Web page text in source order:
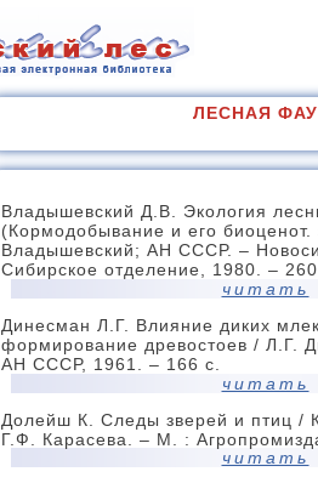
ЛЕСНАЯ
Владышевский Д.В. Экология
(Кормодобывание и его
Владышевский; АН СССР. –
Сибирское отделение, 1980. –
читать
Динесман Л.Г. Влияние диких
формирование древостоев / Л.Г.
АН СССР, 1961. – 166 с.
читать
Долейш К. Следы зверей и птиц /
Г.Ф. Карасева. – М. :
читать